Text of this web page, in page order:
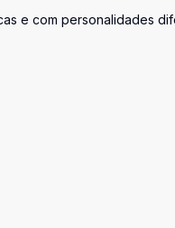
e com personalidades